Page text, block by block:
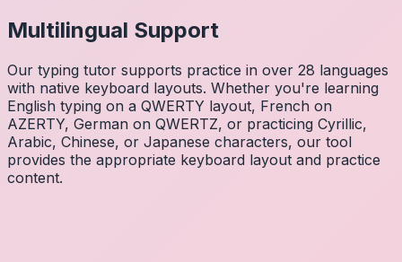
Multilingual Support
Our typing tutor supports practice in over 28 languages
with native keyboard layouts. Whether you're learning
English typing on a QWERTY layout, French on
AZERTY, German on QWERTZ, or practicing Cyrillic,
Arabic, Chinese, or Japanese characters, our tool
provides the appropriate keyboard layout and practice
content.